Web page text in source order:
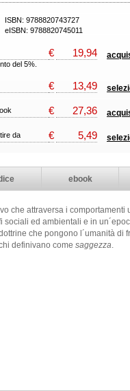
ISBN: 9788820743727
eISBN: 9788820745011
€ 19,94
del 5%.
€ 13,49
€ 27,36
da € 5,49
ebook
che attraversa i
sociali ed ambientali e in
che pongono l´umanità di
definivano come saggezza.